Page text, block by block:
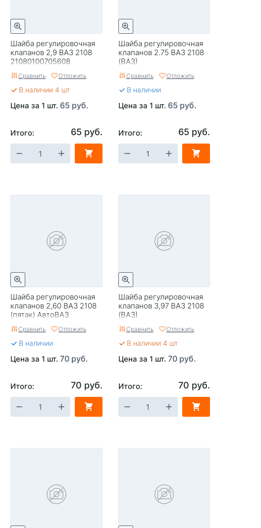
Шайба регулировочная
клапанов 2,9 ВАЗ 2108
21080100705608
Сравнить Отложить
В наличии 4 шт
Цена за 1 шт. 65 руб.
Итого: 65 руб.
Шайба регулировочная
клапанов 2.75 ВАЗ 2108
(ВАЗ)
Сравнить Отложить
В наличии
Цена за 1 шт. 65 руб.
Итого: 65 руб.
Шайба регулировочная
клапанов 2,60 ВАЗ 2108
(пятак) АвтоВАЗ
Сравнить Отложить
В наличии
Цена за 1 шт. 70 руб.
Итого: 70 руб.
Шайба регулировочная
клапанов 3,97 ВАЗ 2108
(ВАЗ)
Сравнить Отложить
В наличии 4 шт
Цена за 1 шт. 70 руб.
Итого: 70 руб.